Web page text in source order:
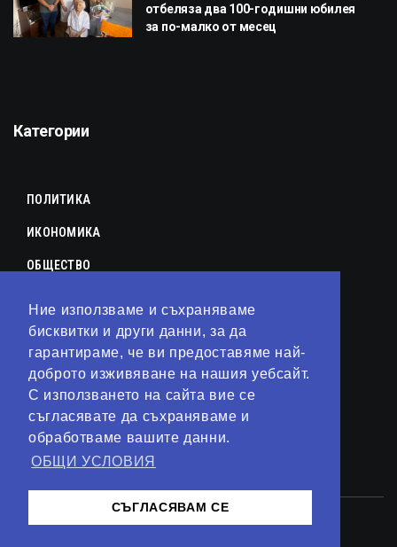
Ние използваме и съхраняваме
бисквитки и други данни, за да
гарантираме, че ви предоставяме най-
доброто изживяване на нашия уебсайт.
С използването на сайта вие се
съгласявате да съхраняваме и
обработваме вашите данни.
ОБЩИ УСЛОВИЯ
СЪГЛАСЯВАМ СЕ
отбеляза два 100-годишни юбилея
за по-малко от месец
Категории
ПОЛИТИКА
ИКОНОМИКА
ОБЩЕСТВО
КУЛТУРА
ЛАЙФСТАЙЛ
ТЕХНОЛОГИИ
АНАЛИЗИ
СВЯТ
© 2023 – Сайт отKirov Invest Group